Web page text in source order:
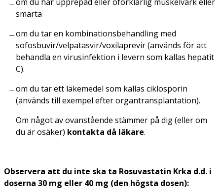
smärta
om du tar en kombinationsbehandling med
sofosbuvir/velpatasvir/voxilaprevir (används för att
behandla en virusinfektion i levern som kallas hepatit
C).
om du tar ett läkemedel som kallas ciklosporin
(används till exempel efter organtransplantation).
Om något av ovanstående stämmer på dig (eller om
du är osäker) kontakta då läkare.
Observera att du inte ska ta Rosuvastatin Krka d.d. i
doserna 30 mg eller 40 mg (den högsta dosen):